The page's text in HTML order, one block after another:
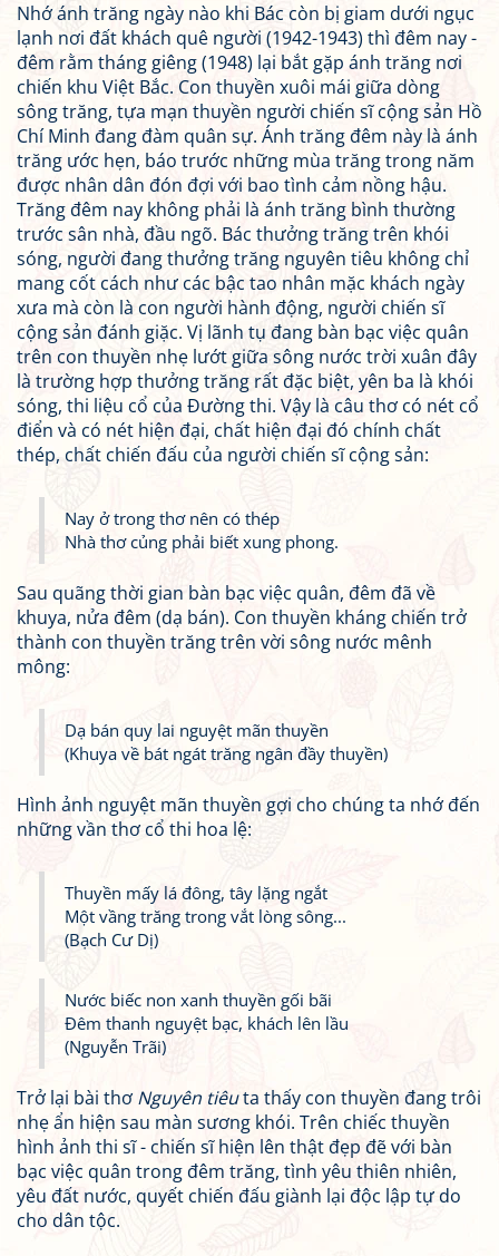
Nhớ ánh trăng ngày nào khi Bác còn bị giam dưới ngục
lạnh nơi đất khách quê người (1942-1943) thì đêm nay -
đêm rằm tháng giêng (1948) lại bắt gặp ánh trăng nơi
chiến khu Việt Bắc. Con thuyền xuôi mái giữa dòng
sông trăng, tựa mạn thuyền người chiến sĩ cộng sản Hồ
Chí Minh đang đàm quân sự. Ánh trăng đêm này là ánh
trăng ước hẹn, báo trước những mùa trăng trong năm
được nhân dân đón đợi với bao tình cảm nồng hậu.
Trăng đêm nay không phải là ánh trăng bình thường
trước sân nhà, đầu ngõ. Bác thưởng trăng trên khói
sóng, người đang thưởng trăng nguyên tiêu không chỉ
mang cốt cách như các bậc tao nhân mặc khách ngày
xưa mà còn là con người hành động, người chiến sĩ
cộng sản đánh giặc. Vị lãnh tụ đang bàn bạc việc quân
trên con thuyền nhẹ lướt giữa sông nước trời xuân đây
là trường hợp thưởng trăng rất đặc biệt, yên ba là khói
sóng, thi liệu cổ của Đường thi. Vậy là câu thơ có nét cổ
điển và có nét hiện đại, chất hiện đại đó chính chất
thép, chất chiến đấu của người chiến sĩ cộng sản:
Nay ở trong thơ nên có thép
Nhà thơ củng phải biết xung phong.
Sau quãng thời gian bàn bạc việc quân, đêm đã về
khuya, nửa đêm (dạ bán). Con thuyền kháng chiến trở
thành con thuyền trăng trên vời sông nước mênh
mông:
Dạ bán quy lai nguyệt mãn thuyền
(Khuya về bát ngát trăng ngân đầy thuyền)
Hình ảnh nguyệt mãn thuyền gợi cho chúng ta nhớ đến
những vần thơ cổ thi hoa lệ:
Thuyền mấy lá đông, tây lặng ngắt
Một vầng trăng trong vắt lòng sông...
(Bạch Cư Dị)
Nước biếc non xanh thuyền gối bãi
Đêm thanh nguyệt bạc, khách lên lầu
(Nguyễn Trãi)
Trở lại bài thơ Nguyên tiêuta thấy con thuyền đang trôi
nhẹ ẩn hiện sau màn sương khói. Trên chiếc thuyền
hình ảnh thi sĩ - chiến sĩ hiện lên thật đẹp đẽ với bàn
bạc việc quân trong đêm trăng, tình yêu thiên nhiên,
yêu đất nước, quyết chiến đấu giành lại độc lập tự do
cho dân tộc.